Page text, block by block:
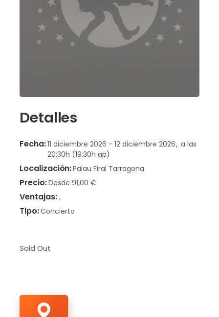
Detalles
Fecha 11 diciembre 2026 12 diciembre 2026 a las
20:30h (19:30h ap)
Localización Palau Firal Tarragona
Precio Desde 91,00 €
Ventajas .
Tipo Concierto
Sold Out